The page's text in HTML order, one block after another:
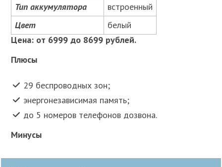
Тип аккумулятора
встроенный
Цвет
белый
Цена: от 6999 до 8699 рублей.
Плюсы
29 беспроводных зон;
энергонезависимая память;
до 5 номеров телефонов дозвона.
Минусы